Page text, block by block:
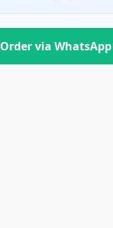
Order via WhatsApp